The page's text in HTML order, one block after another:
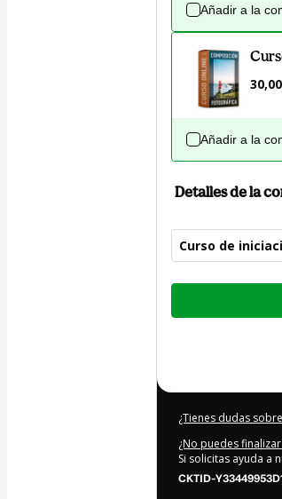
Añadir a la
Añadir a la
Detalles de la
Curso de
Total
¿Tienes dudas
¿No puedes
Si solicitas ayuda a
CKTID-